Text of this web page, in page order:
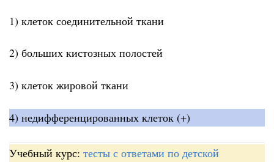
1) клеток соединительной ткани
2) больших кистозных полостей
3) клеток жировой ткани
4) недифференцированных клеток (+)
Учебный курс: тесты с ответами по детской